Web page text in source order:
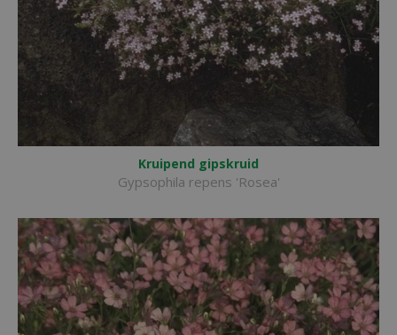
Kruipend gipskruid
Gypsophila repens 'Rosea'